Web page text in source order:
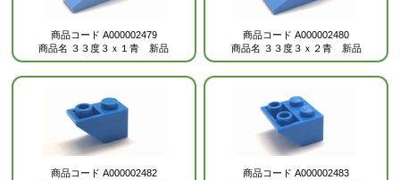
商品コード A000002479
商品名 ３３度３ｘ１青 新品
商品コード A000002480
商品名 ３３度３ｘ２青 新品
商品コード A000002482
商品コード A000002483